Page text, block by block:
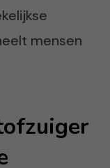
mensen